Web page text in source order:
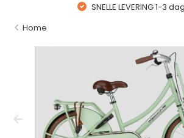
SNELLE LEVERING 1-3
Home